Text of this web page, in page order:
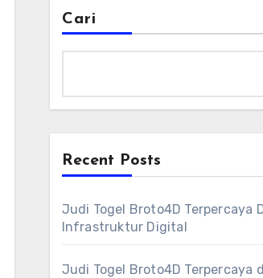
Cari
Recent Posts
Judi Togel Broto4D Terpercaya
Infrastruktur Digital
Judi Togel Broto4D Terpercaya